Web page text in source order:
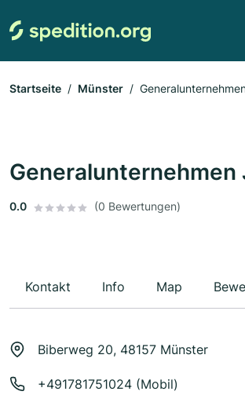
Startseite Münster
Generalunternehmen
0.0 (0 Bewertungen)
Kontakt Info Map
Biberweg 20, 48157 Münster
+491781751024 (Mobil)